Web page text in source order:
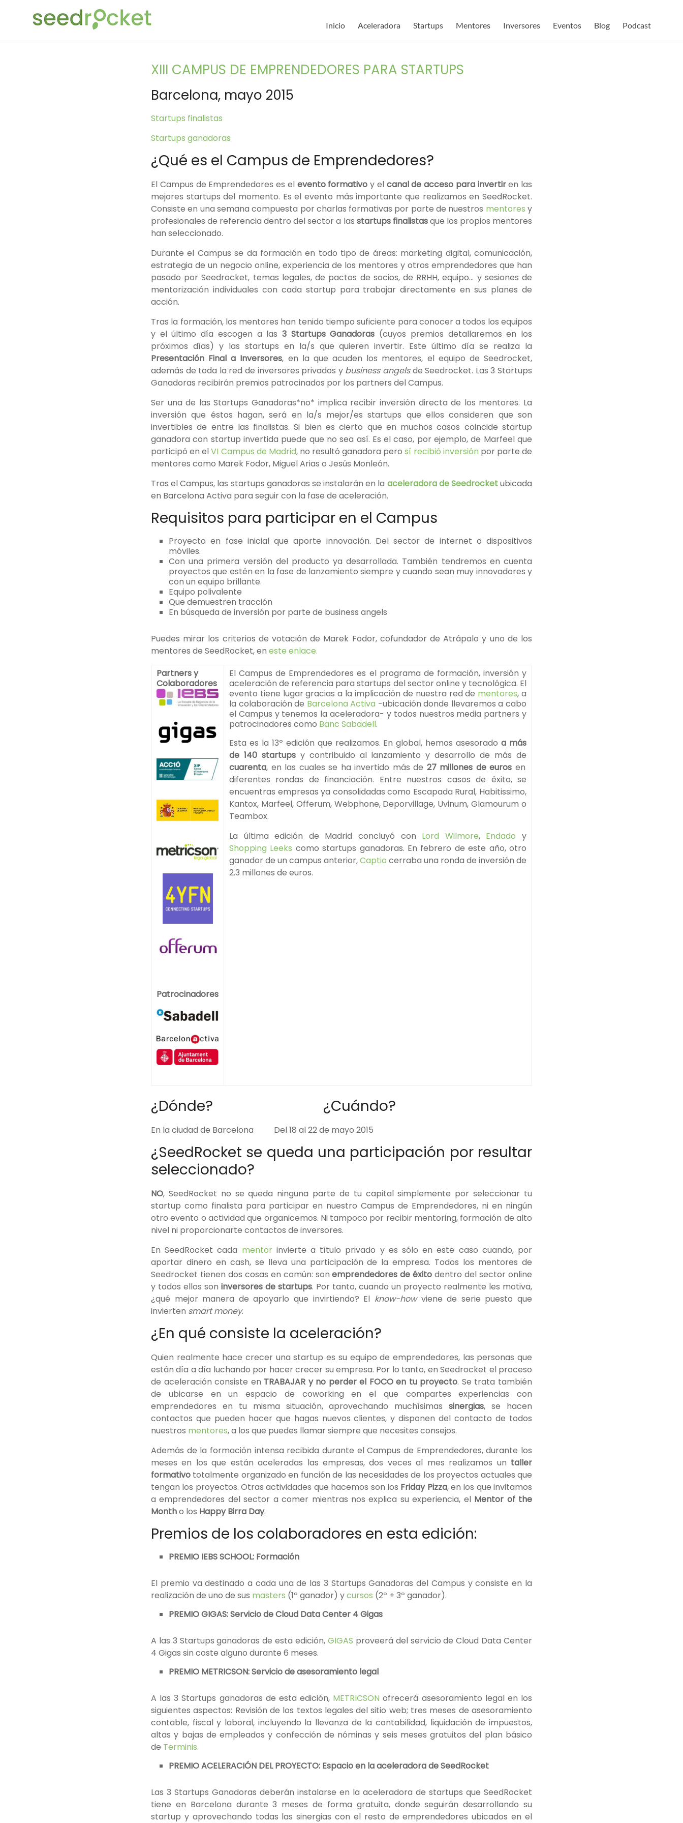
contenidoSeedRocket Inicio Aceleradora Startups Mentores Inversores Eventos Blog Podcast
XIII CAMPUS DE EMPRENDEDORES PARA STARTUPS
Barcelona, mayo 2015
Startups finalistas
Startups ganadoras
¿Qué es el Campus de Emprendedores?
El Campus de Emprendedores es el evento formativo y el canal de acceso para invertiren las
mejores startups del momento. Es el evento más importante que realizamos en SeedRocket.
Consiste en una semana compuesta por charlas formativas por parte de nuestros mentores y
profesionales de referencia dentro del sector a las startups finalistasque los propios mentores
han seleccionado.
Durante el Campus se da formación en todo tipo de áreas: marketing digital, comunicación,
estrategia de un negocio online, experiencia de los mentores y otros emprendedores que han
pasado por Seedrocket, temas legales, de pactos de socios, de RRHH, equipo… y sesiones de
mentorización individuales con cada startup para trabajar directamente en sus planes de
acción.
Tras la formación, los mentores han tenido tiempo suficiente para conocer a todos los equipos
y el último día escogen a las 3 Startups Ganadoras (cuyos premios detallaremos en los
próximos días) y las startups en la/s que quieren invertir. Este último día se realiza la
Presentación Final a Inversores, en la que acuden los mentores, el equipo de Seedrocket,
además de toda la red de inversores privados y business angelsde Seedrocket. Las 3 Startups
Ganadoras recibirán premios patrocinados por los partners del Campus.
Ser una de las Startups Ganadoras*no* implica recibir inversión directa de los mentores. La
inversión que éstos hagan, será en la/s mejor/es startups que ellos consideren que son
invertibles de entre las finalistas. Si bien es cierto que en muchos casos coincide startup
ganadora con startup invertida puede que no sea así. Es el caso, por ejemplo, de Marfeel que
participó en elVI Campus de Madrid, no resultó ganadora perosí recibió inversión por parte de
mentores como Marek Fodor, Miguel Arias o Jesús Monleón.
Tras el Campus, las startups ganadoras se instalarán en la aceleradora de Seedrocketubicada
en Barcelona Activa para seguir con la fase de aceleración.
Requisitos para participar en el Campus
Proyecto en fase inicial que aporte innovación. Del sector de internet o dispositivos
móviles.
Con una primera versión del producto ya desarrollada. También tendremos en cuenta
proyectos que estén en la fase de lanzamiento siempre y cuando sean muy innovadores y
con un equipo brillante.
Equipo polivalente
Que demuestren tracción
En búsqueda de inversión por parte de business angels
Puedes mirar los criterios de votación de Marek Fodor, cofundador de Atrápalo y uno de los
mentores de SeedRocket, en este enlace.
Partners y
Colaboradores
Patrocinadores
El Campus de Emprendedores es el programa de formación, inversión y
aceleración de referencia para startups del sector online y tecnológica. El
evento tiene lugar gracias a la implicación de nuestra red de mentores, a
la colaboración de Barcelona Activa -ubicación donde llevaremos a cabo
el Campus y tenemos la aceleradora- y todos nuestros media partners y
patrocinadores como Banc Sabadell.
Esta es la 13º edición que realizamos. En global, hemos asesoradoa más
de 140 startupsy contribuido al lanzamiento y desarrollo de más de
cuarenta, en las cuales se ha invertido más de 27 millones de euros en
diferentes rondas de financiación. Entre nuestros casos de éxito, se
encuentras empresas ya consolidadas como Escapada Rural, Habitissimo,
Kantox, Marfeel, Offerum, Webphone, Deporvillage, Uvinum, Glamourum o
Teambox.
La última edición de Madrid concluyó con Lord Wilmore, Endado y
Shopping Leeks como startups ganadoras. En febrero de este año, otro
ganador de un campus anterior,Captio cerraba una ronda de inversión de
2.3 millones de euros.
¿Dónde? ¿Cuándo?
En la ciudad de Barcelona Del 18 al 22 de mayo 2015
¿SeedRocket se queda una participación por resultar
seleccionado?
NO, SeedRocket no se queda ninguna parte de tu capital simplemente por seleccionar tu
startup como finalista para participar en nuestro Campus de Emprendedores, ni en ningún
otro evento o actividad que organicemos. Ni tampoco por recibir mentoring, formación de alto
nivel ni proporcionarte contactos de inversores.
En SeedRocket cada mentorinvierte a título privado y es sólo en este caso cuando, por
aportar dinero en cash, se lleva una participación de la empresa. Todos los mentores de
Seedrocket tienen dos cosas en común: sonemprendedores de éxito dentro del sector online
y todos ellos son inversores de startups. Por tanto, cuando un proyecto realmente les motiva,
¿qué mejor manera de apoyarlo que invirtiendo? El know-howviene de serie puesto que
invierten smart money.
¿En qué consiste la aceleración?
Quien realmente hace crecer una startup es su equipo de emprendedores, las personas que
están día a día luchando por hacer crecer su empresa. Por lo tanto, en Seedrocket el proceso
de aceleración consiste en TRABAJAR y no perder el FOCO en tu proyecto. Se trata también
de ubicarse en un espacio de coworking en el que compartes experiencias con
emprendedores en tu misma situación, aprovechando muchísimassinergias, se hacen
contactos que pueden hacer que hagas nuevos clientes, y disponen del contacto de todos
nuestros mentores, a los que puedes llamar siempre que necesites consejos.
Además de la formación intensa recibida durante el Campus de Emprendedores, durante los
meses en los que están aceleradas las empresas, dos veces al mes realizamos un taller
formativo totalmente organizado en función de las necesidades de los proyectos actuales que
tengan los proyectos. Otras actividades que hacemos son los Friday Pizza, en los que invitamos
a emprendedores del sector a comer mientras nos explica su experiencia, el Mentor of the
Montho los Happy Birra Day.
Premios de los colaboradores en esta edición:
PREMIO IEBS SCHOOL: Formación
El premio va destinado a cada una de las 3 Startups Ganadoras del Campus y consiste en la
realización de uno de sus masters (1º ganador) ycursos (2º + 3º ganador).
PREMIO GIGAS: Servicio de Cloud Data Center 4 Gigas
A las 3 Startups ganadoras de esta edición, GIGAS proveerá del servicio de Cloud Data Center
4 Gigas sin coste alguno durante 6 meses.
PREMIO METRICSON: Servicio de asesoramiento legal
A las 3 Startups ganadoras de esta edición, METRICSON ofrecerá asesoramiento legal en los
siguientes aspectos: Revisión de los textos legales del sitio web; tres meses de asesoramiento
contable, fiscal y laboral, incluyendo la llevanza de la contabilidad, liquidación de impuestos,
altas y bajas de empleados y confección de nóminas y seis meses gratuitos del plan básico
de Terminis.
PREMIO ACELERACIÓN DEL PROYECTO: Espacio en la aceleradora de SeedRocket
Las 3 Startups Ganadoras deberán instalarse en la aceleradora de startups que SeedRocket
tiene en Barcelona durante 3 meses de forma gratuita, donde seguirán desarrollando su
startup y aprovechando todas las sinergias con el resto de emprendedores ubicados en el